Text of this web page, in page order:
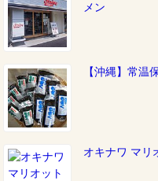
メン
【沖縄】常温
オキナワ マリ